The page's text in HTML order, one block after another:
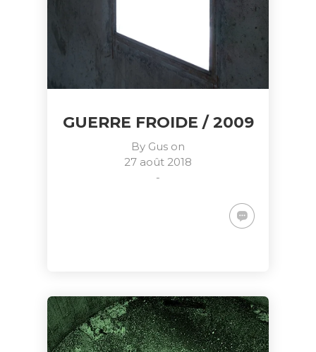
GUERRE FROIDE / 2009
By Gus on
27 août 2018
-